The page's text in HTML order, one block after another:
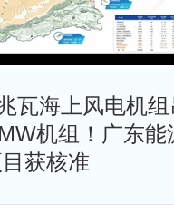
瓦海上风电机
机组！广东
目获核准